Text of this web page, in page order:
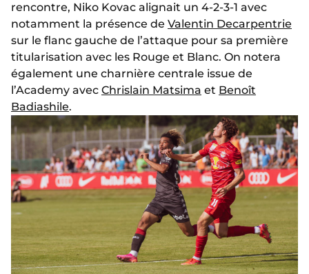
rencontre, Niko Kovac alignait un 4-2-3-1 avec
notamment la présence de Valentin Decarpentrie
sur le flanc gauche de l’attaque pour sa première
titularisation avec les Rouge et Blanc. On notera
également une charnière centrale issue de
l’Academy avec Chrislain Matsima et Benoît
Badiashile.